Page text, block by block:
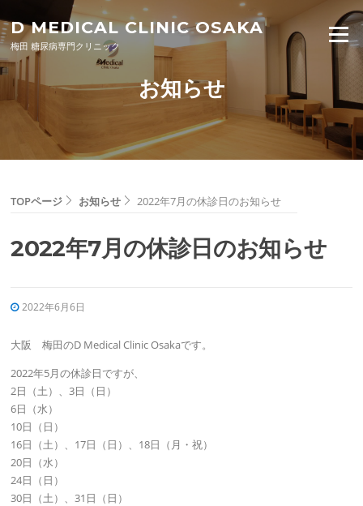
Skip to content
D MEDICAL CLINIC OSAKA
梅田 糖尿病専門クリニック
Menu
お知らせ
TOPページ お知らせ 2022年7月の休診日のお知らせ
2022年7月の休診日のお知らせ
2022年6月6日
大阪 梅田のD Medical Clinic Osakaです。
2022年5月の休診日ですが、
2日（土）、3日（日）
6日（水）
10日（日）
16日（土）、17日（日）、18日（月・祝）
20日（水）
24日（日）
30日（土）、31日（日）